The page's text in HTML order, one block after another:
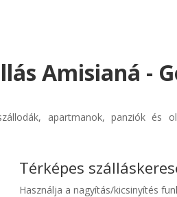
Amisianá -
apartmanok, panziók és
Térképes
Használja a nagyítás/kicsinyítés